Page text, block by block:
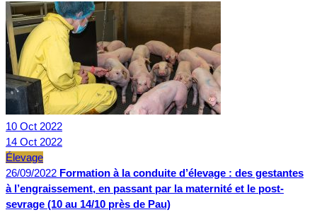
10 Oct 2022
14 Oct 2022
Élevage
26/09/2022 Formation à la conduite d’élevage : des gestantes
à l’engraissement, en passant par la maternité et le post-
sevrage (10 au 14/10 près de Pau)